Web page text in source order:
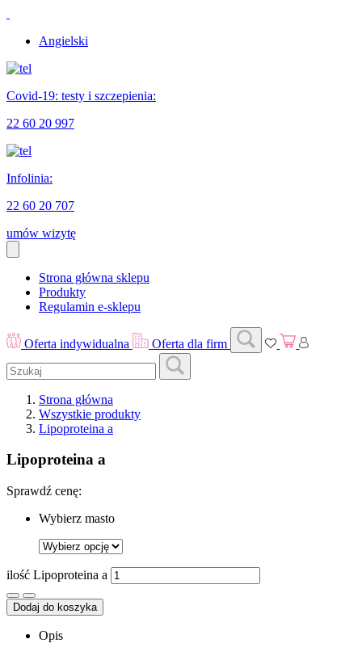
Angielski
Covid-19: testy i szczepienia:
22 60 20 997
Infolinia:
22 60 20 707
umów wizytę
Strona główna sklepu
Produkty
Regulamin e-sklepu
Oferta indywidualna Oferta dla firm
Strona główna
Wszystkie produkty
Lipoproteina a
Lipoproteina a
Sprawdź cenę:
Wybierz masto
ilość Lipoproteina a
Dodaj do koszyka
Opis